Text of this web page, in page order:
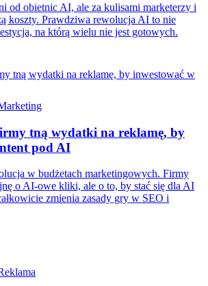
od obietnic AI, ale za kulisami marketerzy i
koszty. Prawdziwa rewolucja AI to nie
na którą wielu nie jest gotowych.
tną wydatki na reklamę, by
pod AI
w budżetach marketingowych. Firmy
o AI-owe kliki, ale o to, by stać się dla AI
zmienia zasady gry w SEO i